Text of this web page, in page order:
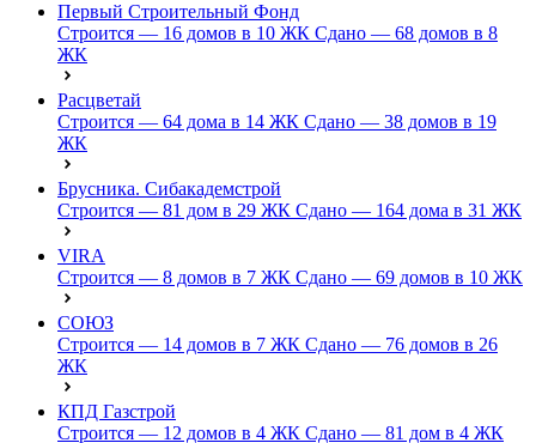
Первый Строительный Фонд
Строится — 16 домов в 10 ЖК Сдано — 68 домов в 8
ЖК
Расцветай
Строится — 64 дома в 14 ЖК Сдано — 38 домов в 19
ЖК
Брусника. Сибакадемстрой
Строится — 81 дом в 29 ЖК Сдано — 164 дома в 31 ЖК
VIRA
Строится — 8 домов в 7 ЖК Сдано — 69 домов в 10 ЖК
СОЮЗ
Строится — 14 домов в 7 ЖК Сдано — 76 домов в 26
ЖК
КПД Газстрой
Строится — 12 домов в 4 ЖК Сдано — 81 дом в 4 ЖК